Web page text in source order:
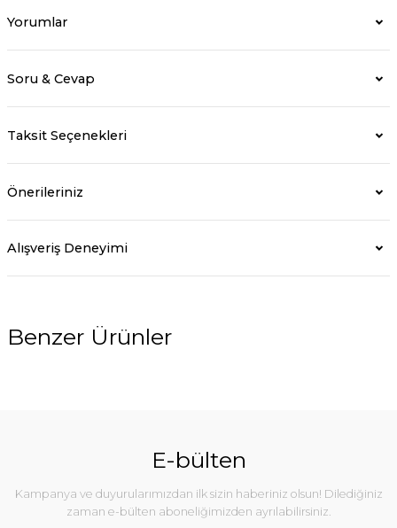
Yorumlar
Soru & Cevap
Taksit Seçenekleri
Önerileriniz
Alışveriş Deneyimi
Benzer Ürünler
E-bülten
Kampanya ve duyurularımızdan ilk sizin haberiniz olsun! Dilediğiniz
zaman e-bülten aboneliğimizden ayrılabilirsiniz.